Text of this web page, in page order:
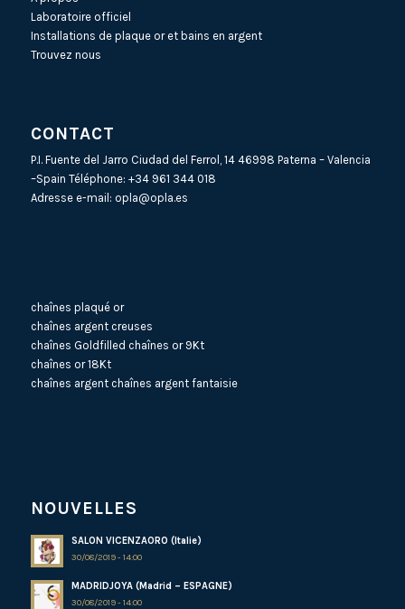
Laboratoire officiel
Installations de plaque or et bains en argent
Trouvez nous
CONTACT
P.I. Fuente del Jarro Ciudad del Ferrol, 14 46998 Paterna – Valencia
–Spain Téléphone: +34 961 344 018
Adresse e-mail: opla@opla.es
chaînes plaqué or
chaînes argent creuses
chaînes Goldfilled chaînes or 9Kt
chaînes or 18Kt
chaînes argent chaînes argent fantaisie
NOUVELLES
SALON VICENZAORO (Italie)
30/08/2019 - 14:00
MADRIDJOYA (Madrid – ESPAGNE)
30/08/2019 - 14:00